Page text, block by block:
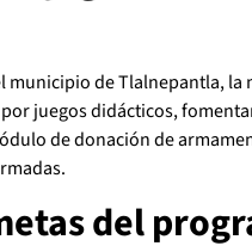
municipio de Tlalnepantla,
juegos didácticos,
de donación de
del